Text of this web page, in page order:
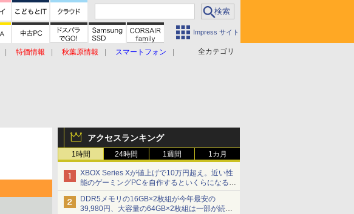
Impress サイト
全カテゴリ
特価情報 秋葉原情報
スマートフォン
アクセスランキング
1時間 24時間 1週間 1カ月
XBOX Series Xが値上げで10万円超え。近い性
能のゲーミングPCを自作するといくらになる？
【石田賀津男の『酒の肴にPCゲーム』】
DDR5メモリの16GB×2枚組が今年最安の
39,980円、大容量の64GB×2枚組は一部が続騰